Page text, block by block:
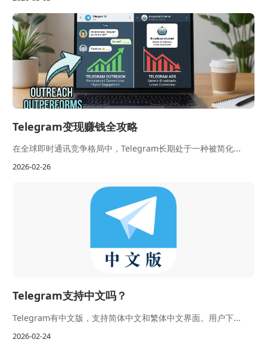
Telegram变现赚钱全攻略
在全球即时通讯竞争格局中，Telegram长期处于一种被简化...
2026-02-26
Telegram支持中文吗？
Telegram有中文版，支持简体中文和繁体中文界面。用户下...
2026-02-24